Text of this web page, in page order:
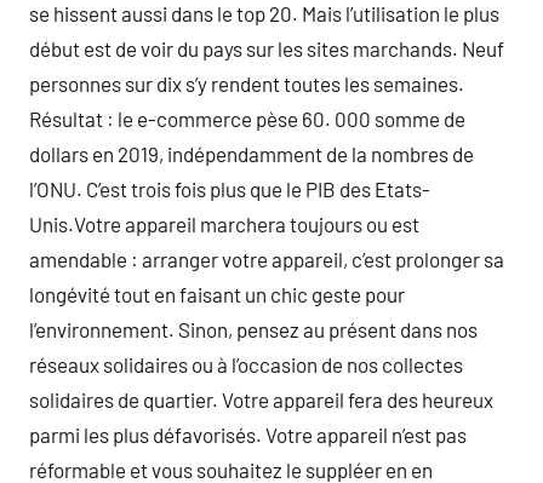
se hissent aussi dans le top 20. Mais l’utilisation le plus
début est de voir du pays sur les sites marchands. Neuf
personnes sur dix s’y rendent toutes les semaines.
Résultat : le e-commerce pèse 60. 000 somme de
dollars en 2019, indépendamment de la nombres de
l’ONU. C’est trois fois plus que le PIB des Etats-
Unis.Votre appareil marchera toujours ou est
amendable : arranger votre appareil, c’est prolonger sa
longévité tout en faisant un chic geste pour
l’environnement. Sinon, pensez au présent dans nos
réseaux solidaires ou à l’occasion de nos collectes
solidaires de quartier. Votre appareil fera des heureux
parmi les plus défavorisés. Votre appareil n’est pas
réformable et vous souhaitez le suppléer en en